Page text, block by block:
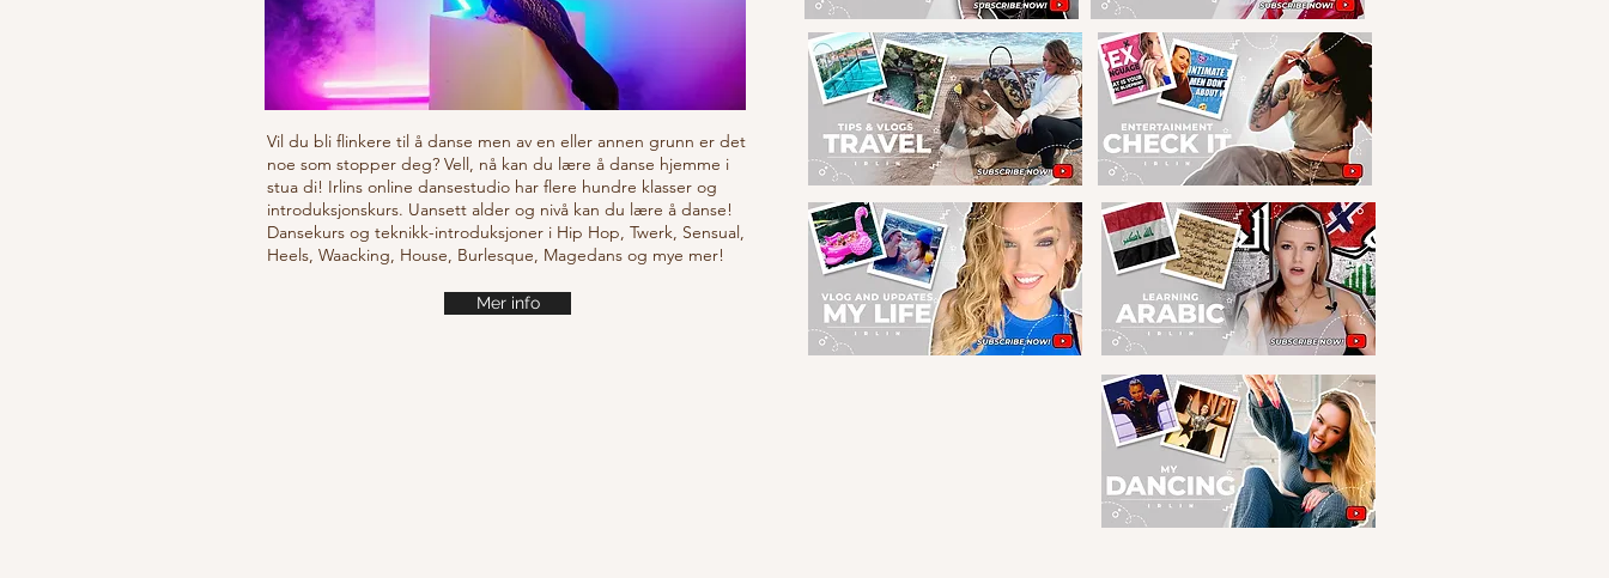
Vil du bli flinkere til å danse men av en eller annen grunn er det
noe som stopper deg? Vell, nå kan du lære å danse hjemme i
stua di! Irlins online dansestudio har flere hundre klasser og
introduksjonskurs. Uansett alder og nivå kan du lære å danse!
Dansekurs og teknikk-introduksjoner i Hip Hop, Twerk, Sensual,
Heels, Waacking, House, Burlesque, Magedans og mye mer!
Mer info